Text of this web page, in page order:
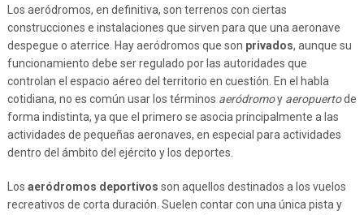
Los aeródromos, en definitiva, son terrenos con ciertas
construcciones e instalaciones que sirven para que una aeronave
despegue o aterrice. Hay aeródromos que son privados, aunque su
funcionamiento debe ser regulado por las autoridades que
controlan el espacio aéreo del territorio en cuestión. En el habla
cotidiana, no es común usar los términos aeródromoy aeropuertode
forma indistinta, ya que el primero se asocia principalmente a las
actividades de pequeñas aeronaves, en especial para actividades
dentro del ámbito del ejército y los deportes.
Los aeródromos deportivos son aquellos destinados a los vuelos
recreativos de corta duración. Suelen contar con una única pista y